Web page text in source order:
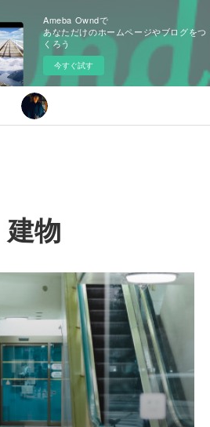
Ameba Owndで
あなただけのホームページやブログをつ
くろう
今すぐ試す
建物